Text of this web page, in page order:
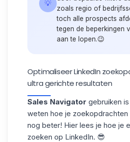
💡
zoals regio of
toch alle prospects
tegen de beperkingen
aan te lopen.😉
Optimaliseer LinkedIn
ultra gerichte resultaten
Sales Navigator gebruiken
weten hoe je zoekopdrachten
nog beter! Hier lees je hoe je
zoeken op LinkedIn. 😎